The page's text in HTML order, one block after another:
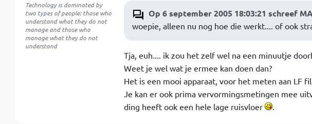
Technology is dominated by
two types of people: those who
understand what they do not
manage and those who
manage what they do not
understand
Op 6 september 2005 18:03:21 schreef
woepie, alleen nu nog hoe die werkt.... of ook
Tja, euh.... ik zou het zelf wel na een minuutje
Weet je wel wat je ermee kan doen dan?
Het is een mooi apparaat, voor het meten aan LF
Je kan er ook prima vervormingsmetingen mee
ding heeft ook een hele lage ruisvloer
.